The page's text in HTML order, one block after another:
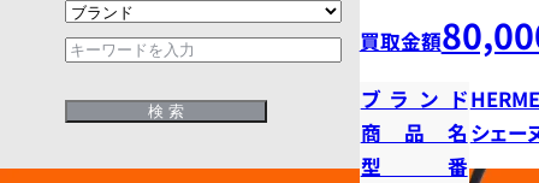
買取金額
ブランド
商品名 シェー
型番